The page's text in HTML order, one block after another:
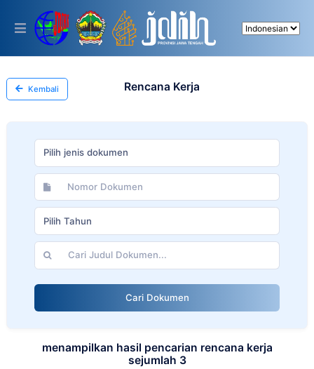
This
includes
accessibility
system.
Kembali Rencana Kerja
Pilih jenis dokumen
Pilih Tahun
Cari Dokumen
menampilkan hasil pencarian rencana kerja
sejumlah 3